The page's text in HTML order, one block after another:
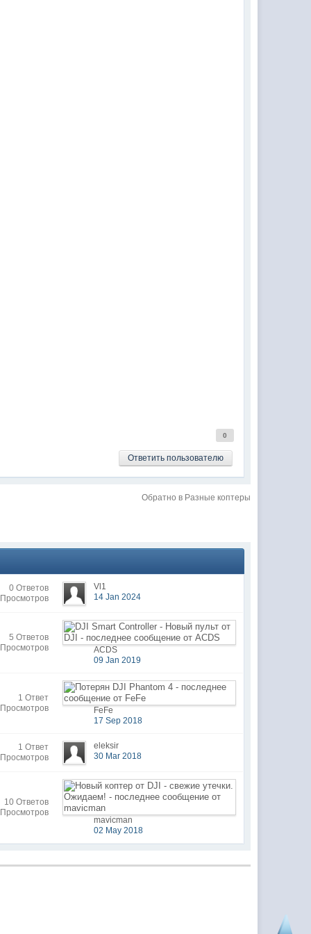
0
Ответить пользователю
Обратно в Разные коптеры
0 Ответов
Vl1
14 Jan 2024
5 Ответов
ACDS
09 Jan 2019
1 Ответ
FeFe
17 Sep 2018
1 Ответ
eleksir
30 Mar 2018
10 Ответов
mavicman
02 May 2018